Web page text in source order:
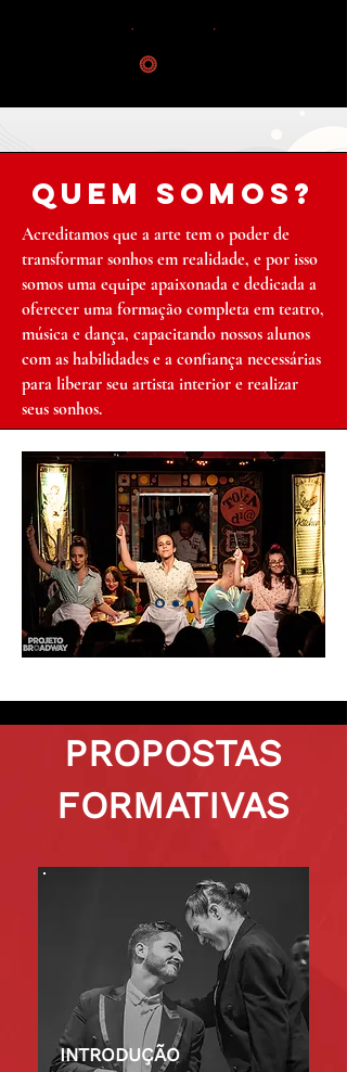
QUEM SOMOS?
Acreditamos que a arte tem o poder de
transformar sonhos em realidade, e por isso
somos uma equipe apaixonada e dedicada a
oferecer uma formação completa em teatro,
música e dança, capacitando nossos alunos
com as habilidades e a confiança necessárias
para liberar seu artista interior e realizar
seus sonhos.
PROPOSTAS
FORMATIVAS
INTRODUÇÃO